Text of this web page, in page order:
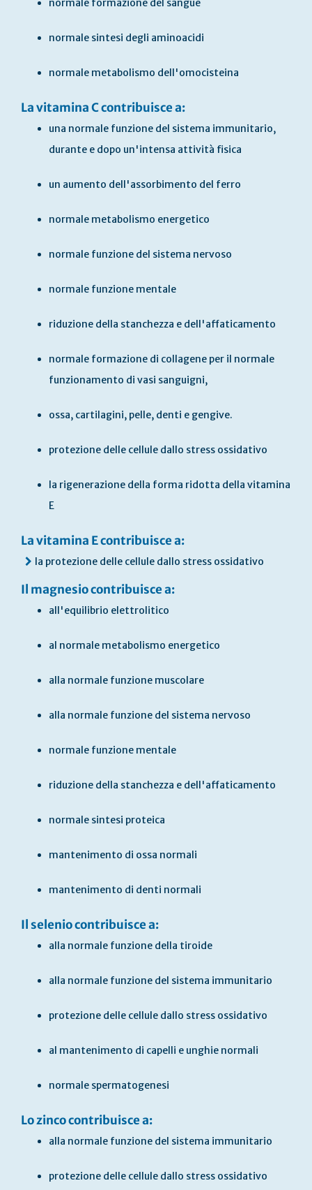
normale formazione del sangue
normale sintesi degli aminoacidi
normale metabolismo dell'omocisteina
La vitamina C contribuisce a:
una normale funzione del sistema immunitario,
durante e dopo un'intensa attività fisica
un aumento dell'assorbimento del ferro
normale metabolismo energetico
normale funzione del sistema nervoso
normale funzione mentale
riduzione della stanchezza e dell'affaticamento
normale formazione di collagene per il normale
funzionamento di vasi sanguigni,
ossa, cartilagini, pelle, denti e gengive.
protezione delle cellule dallo stress ossidativo
la rigenerazione della forma ridotta della vitamina
E
La vitamina E contribuisce a:
la protezione delle cellule dallo stress ossidativo
Il magnesio contribuisce a:
all'equilibrio elettrolitico
al normale metabolismo energetico
alla normale funzione muscolare
alla normale funzione del sistema nervoso
normale funzione mentale
riduzione della stanchezza e dell'affaticamento
normale sintesi proteica
mantenimento di ossa normali
mantenimento di denti normali
Il selenio contribuisce a:
alla normale funzione della tiroide
alla normale funzione del sistema immunitario
protezione delle cellule dallo stress ossidativo
al mantenimento di capelli e unghie normali
normale spermatogenesi
Lo zinco contribuisce a:
alla normale funzione del sistema immunitario
protezione delle cellule dallo stress ossidativo